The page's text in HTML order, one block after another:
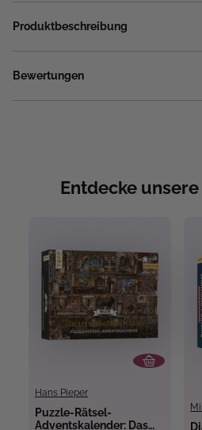
Produktbeschreibung
Bewertungen
Entdecke
Hans Pieper
Puzzle-Rätsel-
Adventskalender: Das